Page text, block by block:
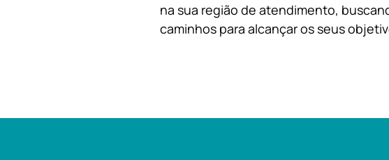
na sua região de atendimento,
caminhos para alcançar os seus